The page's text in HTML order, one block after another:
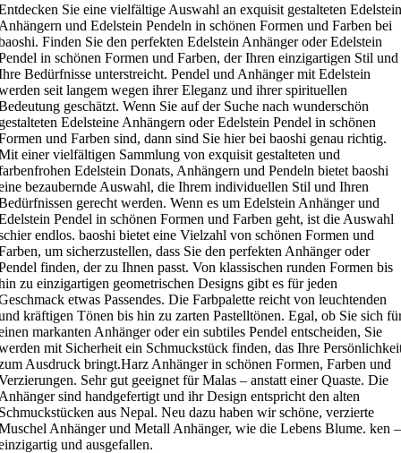
Sie eine vielfältige Auswahl an exquisit gestalteten Edelstein
und Edelstein Pendeln in schönen Formen und Farben bei
Finden Sie den perfekten Edelstein Anhänger oder Edelstein
in schönen Formen und Farben, der Ihren einzigartigen Stil und
Bedürfnisse unterstreicht. Pendel und Anhänger mit Edelstein
seit langem wegen ihrer Eleganz und ihrer spirituellen
geschätzt. Wenn Sie auf der Suche nach wunderschön
Edelsteine Anhängern oder Edelstein Pendel in schönen
und Farben sind, dann sind Sie hier bei baoshi genau richtig.
einer vielfältigen Sammlung von exquisit gestalteten und
Edelstein Donats, Anhängern und Pendeln bietet baoshi
bezaubernde Auswahl, die Ihrem individuellen Stil und Ihren
gerecht werden. Wenn es um Edelstein Anhänger und
Pendel in schönen Formen und Farben geht, ist die Auswahl
endlos. baoshi bietet eine Vielzahl von schönen Formen und
um sicherzustellen, dass Sie den perfekten Anhänger oder
finden, der zu Ihnen passt. Von klassischen runden Formen bis
zu einzigartigen geometrischen Designs gibt es für jeden
etwas Passendes. Die Farbpalette reicht von leuchtenden
kräftigen Tönen bis hin zu zarten Pastelltönen. Egal, ob Sie sich
markanten Anhänger oder ein subtiles Pendel entscheiden, Sie
mit Sicherheit ein Schmuckstück finden, das Ihre
Ausdruck bringt.Harz Anhänger in schönen Formen, Farben und
Sehr gut geeignet für Malas – anstatt einer Quaste. Die
sind handgefertigt und ihr Design entspricht den alten
aus Nepal. Neu dazu haben wir schöne, verzierte
Anhänger und Metall Anhänger, wie die Lebens Blume. ken –
und ausgefallen.